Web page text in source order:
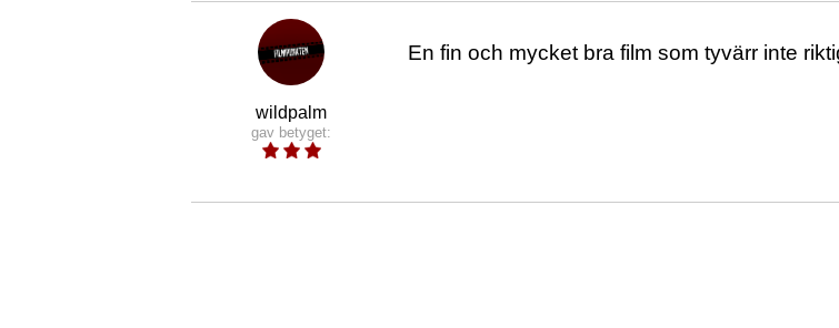
wildpalm
gav betyget:
En fin och mycket bra film som tyvärr inte